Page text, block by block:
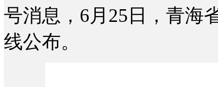
号消息，6月25日，青海
线公布。